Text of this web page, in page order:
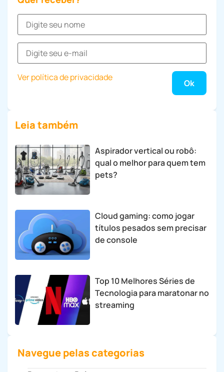
Ver política de privacidade
Leia também
Aspirador vertical ou robô:
qual o melhor para quem tem
pets?
Cloud gaming: como jogar
títulos pesados sem precisar
de console
Top 10 Melhores Séries de
Tecnologia para maratonar no
streaming
Navegue pelas categorias